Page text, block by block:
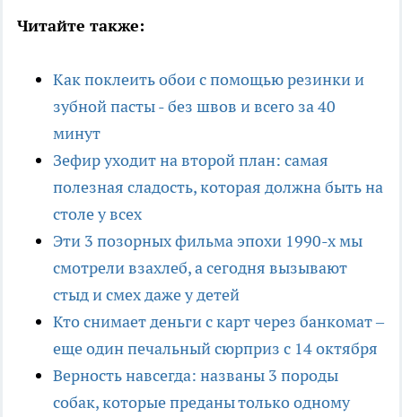
Читайте также:
Как поклеить обои с помощью резинки и
зубной пасты - без швов и всего за 40
минут
Зефир уходит на второй план: самая
полезная сладость, которая должна быть на
столе у всех
Эти 3 позорных фильма эпохи 1990-х мы
смотрели взахлеб, а сегодня вызывают
стыд и смех даже у детей
Кто снимает деньги с карт через банкомат –
еще один печальный сюрприз с 14 октября
Верность навсегда: названы 3 породы
собак, которые преданы только одному